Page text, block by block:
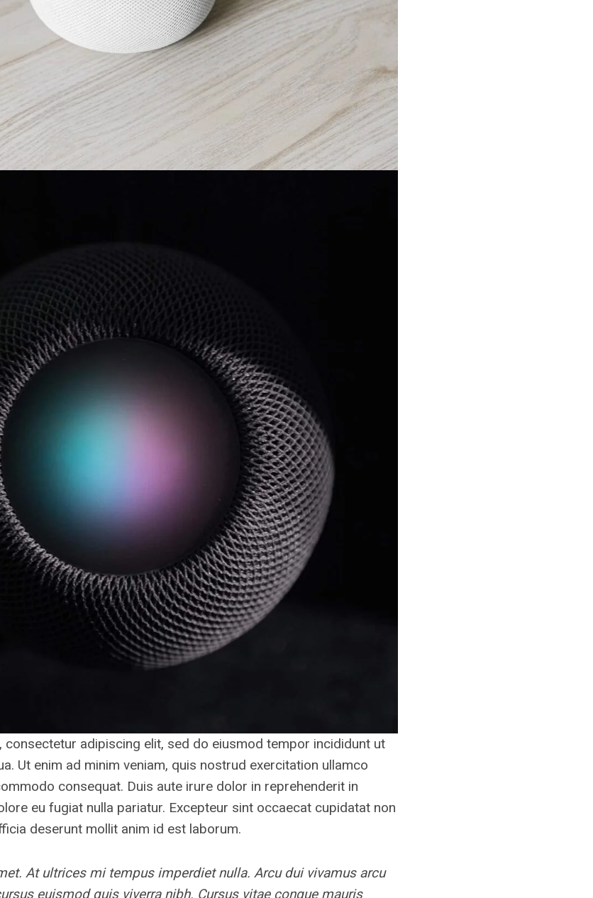
adipiscing elit, sed do eiusmod tempor incididunt ut
Ut enim ad minim veniam, quis nostrud exercitation ullamco
consequat. Duis aute irure dolor in reprehenderit in
eu fugiat nulla pariatur. Excepteur sint occaecat cupidatat non
deserunt mollit anim id est laborum.
At ultrices mi tempus imperdiet nulla. Arcu dui vivamus arcu
euismod quis viverra nibh. Cursus vitae congue mauris